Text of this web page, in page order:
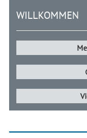
WILLKOMMEN